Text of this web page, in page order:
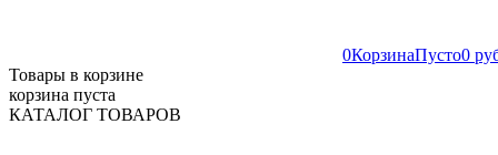
0КорзинаПусто0
Товары в корзине
корзина пуста
КАТАЛОГ ТОВАРОВ